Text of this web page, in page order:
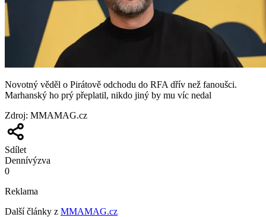
Novotný věděl o Pirátově odchodu do RFA dřív než fanoušci.
Marhanský ho prý přeplatil, nikdo jiný by mu víc nedal
Zdroj: MMAMAG.cz
Sdílet
Dennívýzva
0
Reklama
Další články z MMAMAG.cz